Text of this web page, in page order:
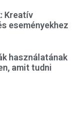
Kreatív
eseményekhez
használatának
amit tudni